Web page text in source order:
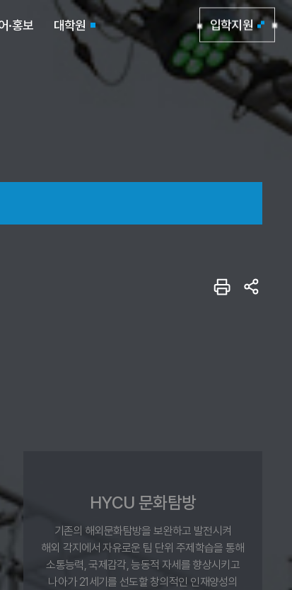
·홍보 대학원 입학지원
HYCU 문화탐방
기존의 해외문화탐방을 보완하고 발전시켜
해외 각지에서 자유로운 팀 단위 주제학습을 통해
소통능력, 국제감각, 능동적 자세를 향상시키고
나아가 21세기를 선도할 창의적인 인재양성의